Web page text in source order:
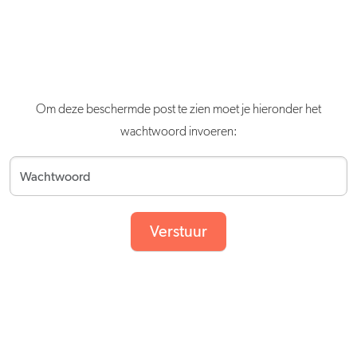
Om deze beschermde post te zien moet je hieronder het
wachtwoord invoeren:
Verstuur